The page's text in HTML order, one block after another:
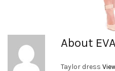
About
Taylor dress